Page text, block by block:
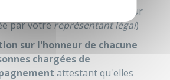
la déclaration sur l'honneur
par votrereprésentant légal)
sur l'honneur de chacune
chargées de
attestant qu'elles